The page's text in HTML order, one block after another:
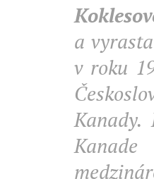
a
v roku
Kanady.